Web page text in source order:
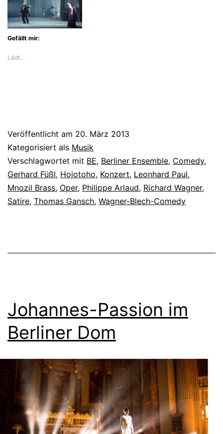
Gefällt mir:
Lädt…
Veröffentlicht am 20. März 2013
Kategorisiert als Musik
Verschlagwortet mit BE, Berliner Ensemble, Comedy,
Gerhard Füßl, Hojotoho, Konzert, Leonhard Paul,
Mnozil Brass, Oper, Philippe Arlaud, Richard Wagner,
Satire, Thomas Gansch, Wagner-Blech-Comedy
Johannes-Passion im
Berliner Dom